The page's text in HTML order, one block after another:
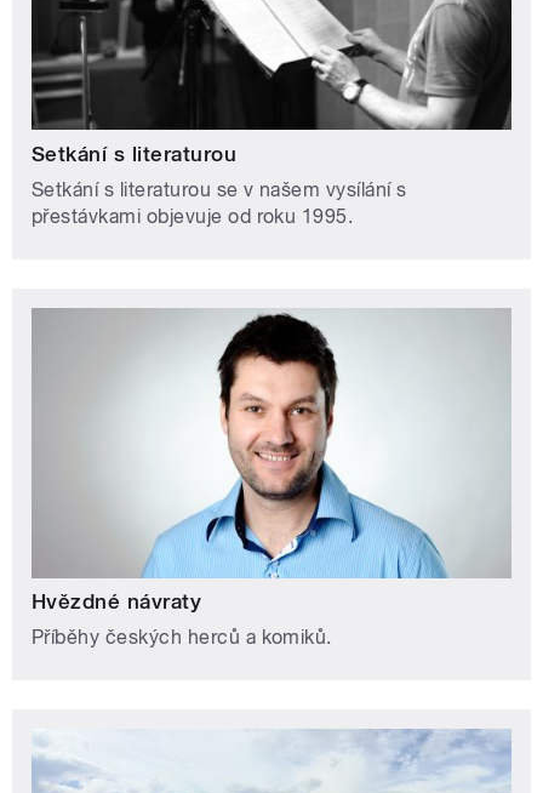
Setkání s literaturou
Setkání s literaturou se v našem vysílání s
přestávkami objevuje od roku 1995.
Hvězdné návraty
Příběhy českých herců a komiků.